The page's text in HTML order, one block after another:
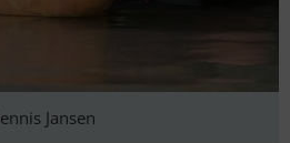
Jansen